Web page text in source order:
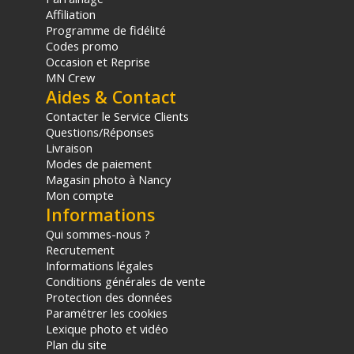
(1) Offre valable jusqu'au 31 Décembre 2030 à partir de 49 euros
d'achat, sur la base d'une expédition Chronopost 24H vers un point
relais situé en France continentale uniquement, valable uniquement
sur les produits de moins de 1m et moins de 20Kg.
(2) Nombre de points Fidélité estimés, hors remises au panier, basé
sur le prix TTC en €, les points seront effectivement calculés dans le
panier.
Affiliation
Programme de fidélité
Codes promo
Occasion et Reprise
MN Crew
Aides & Contact
Contacter le Service Clients
Questions/Réponses
Livraison
Modes de paiement
Magasin photo à Nancy
Mon compte
Informations
Qui sommes-nous ?
Recrutement
Informations légales
Conditions générales de vente
Protection des données
Paramétrer les cookies
Lexique photo et vidéo
Plan du site